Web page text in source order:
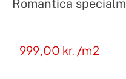
Romantica
999,00 kr. /m2